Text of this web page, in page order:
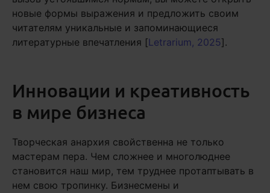
новые формы выражения и предложить своим
читателям уникальные и запоминающиеся
литературные впечатления [Letrarium, 2025].
Инновации и креативность
в мире бизнеса
Творческая анархия свойственна не только
мастерам пера. Чем сложнее и многолюднее
становится наш мир, тем труднее протаптывать в
нем свою тропинку. Бизнесмены и